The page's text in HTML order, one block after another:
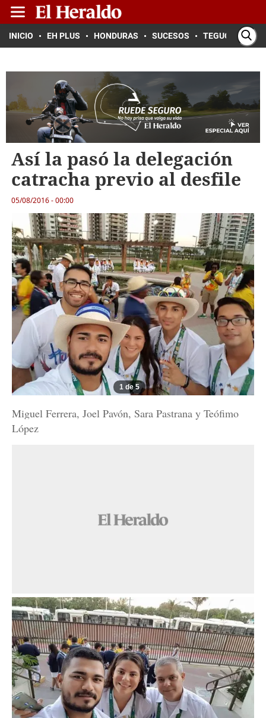
INICIO EH PLUS HONDURAS SUCESOS TEGUCIGALPA
Así la pasó la delegación
catracha previo al desfile
05/08/2016 - 00:00
1 de 5
Miguel Ferrera, Joel Pavón, Sara Pastrana y Teófimo
López